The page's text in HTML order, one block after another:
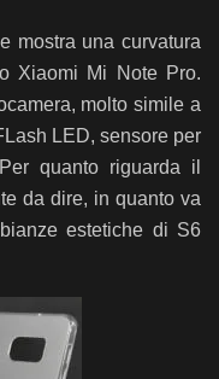
mostra una curvatura
Xiaomi Mi Note Pro.
molto simile a
LED, sensore per
quanto riguarda il
da dire, in quanto va
estetiche di S6